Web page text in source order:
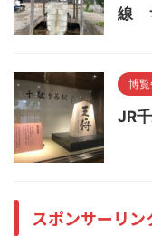
線
博
JR
スポンサーリン